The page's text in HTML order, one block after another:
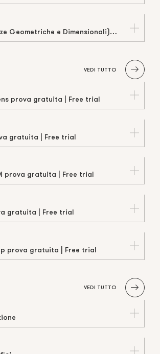
GD&T (Tolleranze Geometriche e Dimensionali): Cos'è e Perché è Fondamentale
VEDI TUTTO
prova gratuita | Free trial
gratuita | Free trial
prova gratuita | Free trial
gratuita | Free trial
prova gratuita | Free trial
VEDI TUTTO